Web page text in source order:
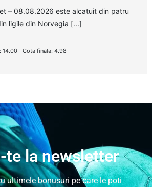
– 08.08.2026 este alcatuit din patru
ligile din Norvegia [...]
14.00 Cota finala: 4.98
te la newsletter
ultimele bonusuri pe care le poti